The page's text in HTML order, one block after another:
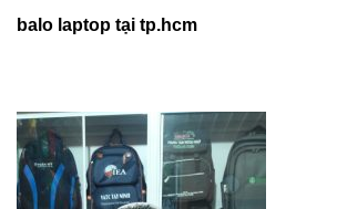
balo laptop tại tp.hcm